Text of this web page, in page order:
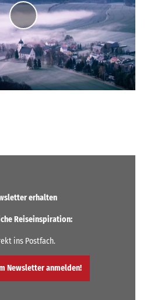
V
i
d
e
o
a
nerhalten
Reiseinspiration:
ins Postfach.
Newsletter anmelden!